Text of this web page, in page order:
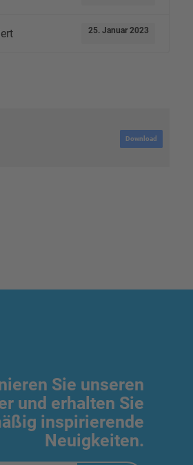
25. Januar 2023
Download
Sie unseren
und erhalten Sie
inspirierende
Neuigkeiten.